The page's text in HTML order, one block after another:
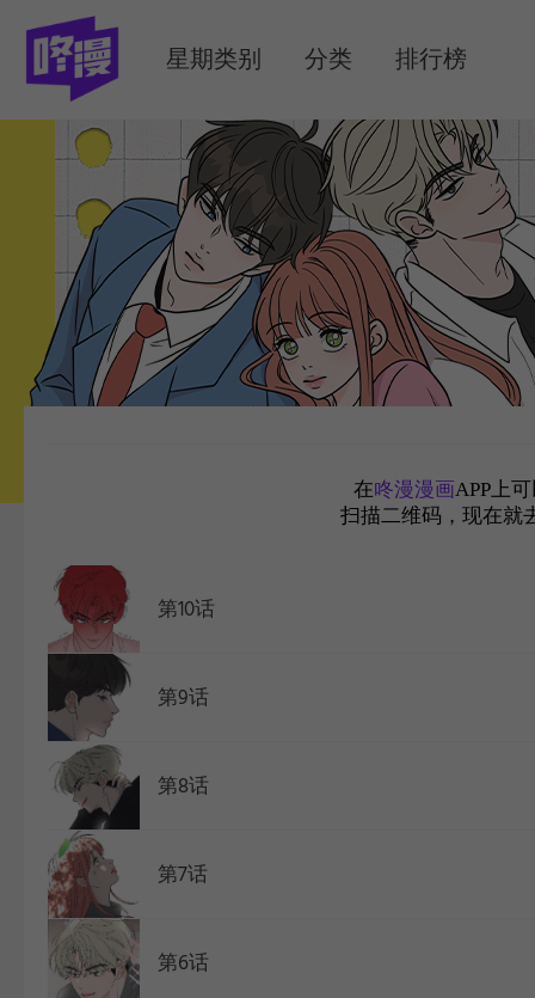
WEBTOON
星期类别 分类 排行榜
在咚漫漫画APP上
扫描二维码，现在就
第10话
第9话
第8话
第7话
第6话